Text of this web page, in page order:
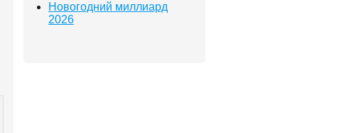
Новогодний миллиард
2026